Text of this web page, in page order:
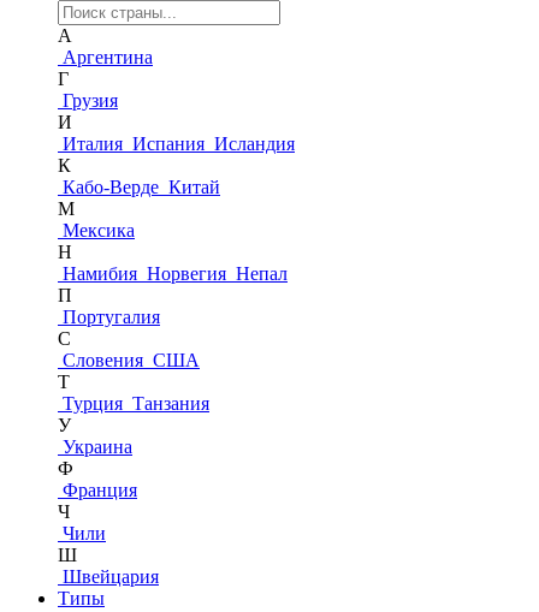
А
Аргентина
Г
Грузия
И
Италия Испания Исландия
К
Кабо-Верде Китай
М
Мексика
Н
Намибия Норвегия Непал
П
Португалия
С
Словения США
Т
Турция Танзания
У
Украина
Ф
Франция
Ч
Чили
Ш
Швейцария
Типы